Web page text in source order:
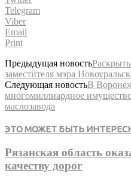
Telegram
Viber
Email
Print
Предыдущая новость
заместителя мэра
Следующая новостьВ
многомиллиардное
маслозавода
ЭТО МОЖЕТ БЫТЬ
Рязанская область
качеству дорог